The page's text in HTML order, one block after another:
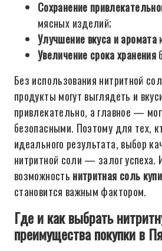
Сохранение
мясных изделий;
Улучшение вкуса и аромата
Увеличение срока хранения
Без использования нитритной
продукты могут выглядеть и
привлекательно, а главное —
безопасными. Поэтому для тех,
идеального результата, выбор
нитритной соли — залог успеха.
возможность нитритная соль
становится важным фактором.
Где и как выбрать
преимущества покупки в